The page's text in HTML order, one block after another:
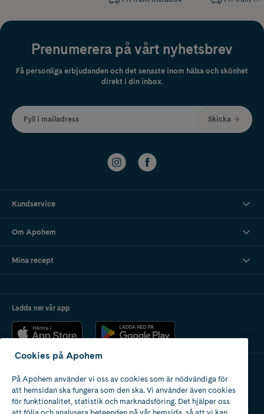
Prenumerera på vårt nyhetsbrev
Få personliga erbjudanden och det senaste inom hälsa och skönhet
direkt i din inbox.
Fyll i mailadress Skicka
Kundservice
Om Apohem
Mina recept
Ladda ner vår app
Apotek med tillstånd
av Läkemedelsverket
Cookies på Apohem
På Apohem använder vi oss av cookies som är nödvändiga för
att hemsidan ska fungera som den ska. Vi använder även cookies
för funktionalitet, statistik och marknadsföring. Det hjälper oss